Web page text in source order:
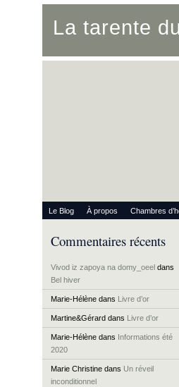
La tarente
Le Blog À propos Chambres
Commentaires récents
Vivod iz zapoya na domy_oeel dans
Bel hiver
Marie-Hélène dans Livre d’or
Martine&Gérard dans Livre d’or
Marie-Hélène dans Informations été
2020
Marie Christine dans Un réveil
inconditionnel